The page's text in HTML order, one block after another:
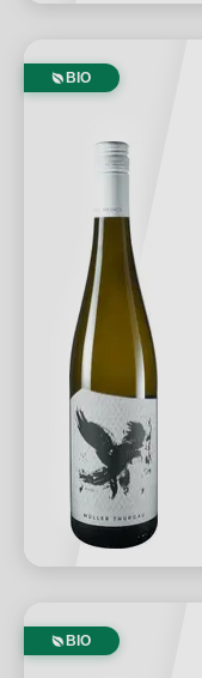
BIO
BIO